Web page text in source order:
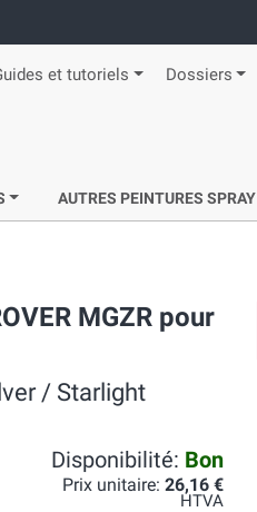
et tutoriels Dossiers
AUTRES PEINTURES SPRAY
MGZR pour
/ Starlight
Disponibilité: Bon
Prix unitaire: 26,16 €
HTVA